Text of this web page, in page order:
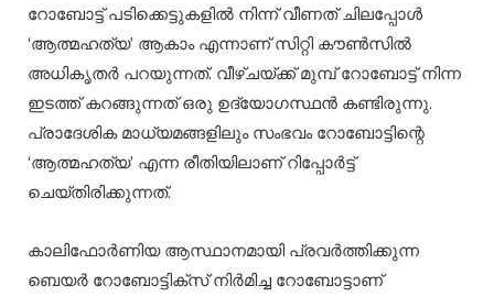
റോബോട്ട് പടിക്കെട്ടുകളിൽ നിന്ന് വീണത് ചിലപ്പോള്‍
‘ആത്മഹത്യ’ ആകാം എന്നാണ് സിറ്റി കൗണ്‍സില്‍
അധികൃതര്‍ പറയുന്നത്. വീഴ്ചയ്ക്ക് മുമ്പ് റോബോട്ട് നിന്ന
ഇടത്ത് കറങ്ങുന്നത് ഒരു ഉദ്യോ​ഗസ്ഥൻ കണ്ടിരുന്നു.
പ്രാദേശിക മാധ്യമങ്ങളിലും സംഭവം റോബോട്ടിന്റെ
‘ആത്മഹത്യ’ എന്ന രീതിയിലാണ് റിപ്പോർട്ട്
ചെയ്തിരിക്കുന്നത്.
കാലിഫോര്‍ണിയ ആസ്ഥാനമായി പ്രവര്‍ത്തിക്കുന്ന
ബെയര്‍ റോബോട്ടിക്‌സ് നിർമിച്ച റോബോട്ടാണ്